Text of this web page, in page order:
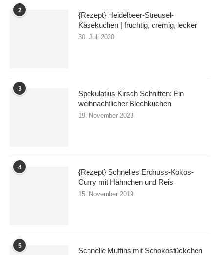
2
{Rezept} Heidelbeer-Streusel-
Käsekuchen | fruchtig, cremig, lecker
30. Juli 2020
3
Spekulatius Kirsch Schnitten: Ein
weihnachtlicher Blechkuchen
19. November 2023
4
{Rezept} Schnelles Erdnuss-Kokos-
Curry mit Hähnchen und Reis
15. November 2019
5
Schnelle Muffins mit Schokostückchen